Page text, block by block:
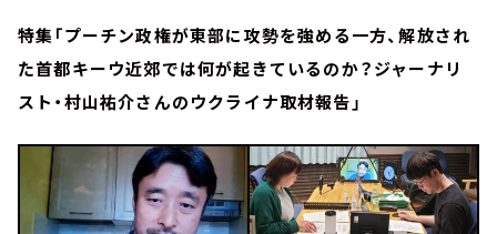
特集「プーチン政権が東部に攻勢を強める一方、解放され
た首都キーウ近郊では何が起きているのか？ジャーナリ
スト・村山祐介さんのウクライナ取材報告」